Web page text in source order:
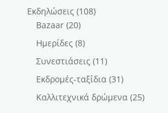
Εκδηλώσεις(108)
Bazaar(20)
Ημερίδες(8)
Συνεστιάσεις(11)
Εκδρομές-ταξίδια(31)
Καλλιτεχνικά δρώμενα(25)